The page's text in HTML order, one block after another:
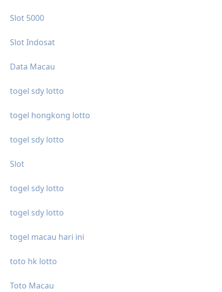
Slot 5000
Slot Indosat
Data Macau
togel sdy lotto
togel hongkong lotto
togel sdy lotto
Slot
togel sdy lotto
togel sdy lotto
togel macau hari ini
toto hk lotto
Toto Macau